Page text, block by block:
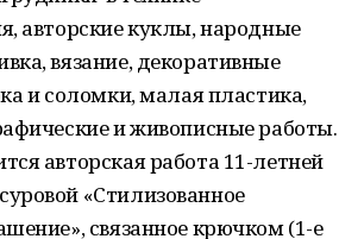
авторские куклы, народные
вязание, декоративные
и соломки, малая пластика,
и живописные работы.
авторская работа 11-летней
«Стилизованное
связанное крючком (1-е